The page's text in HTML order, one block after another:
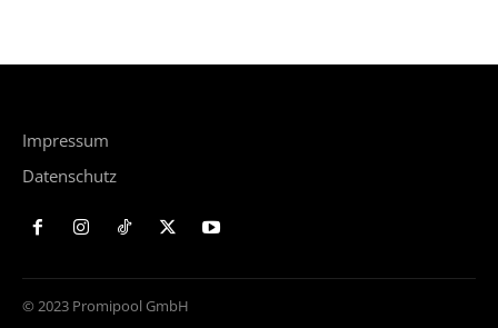
Impressum
Datenschutz
© 2023 Promipool GmbH